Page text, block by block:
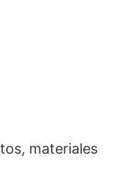
materiales